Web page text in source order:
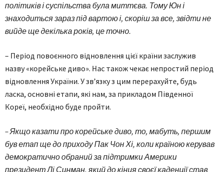
політиків і суспільства була миттєва. Тому Юн і
знаходиться зараз під вартою і, скоріш за все, звідти не
вийде ще декілька років, це точно.
– Період повоєнного відновлення цієї країни заслужив
назву «корейське диво». Нас також чекає непростий період
відновлення України. У зв’язку з цим перерахуйте, будь
ласка, основні етапи, які нам, за прикладом Південної
Кореї, необхідно буде пройти.
– Якщо казати про корейське диво, то, мабуть, першим
був етап ще до приходу Пак Чон Хі, коли країною керував
демократично обраний за підтримки Америки
президент Лі Синман, який до кінця своєї каденції став